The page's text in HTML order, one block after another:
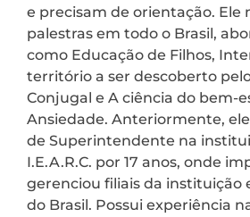
e precisam de orientação. Ele
palestras em todo o Brasil,
como Educação de Filhos,
território a ser descoberto
Conjugal e A ciência do bem-
Ansiedade. Anteriormente,
de Superintendente na
I.E.A.R.C. por 17 anos, onde
gerenciou filiais da instituição
do Brasil. Possui experiência